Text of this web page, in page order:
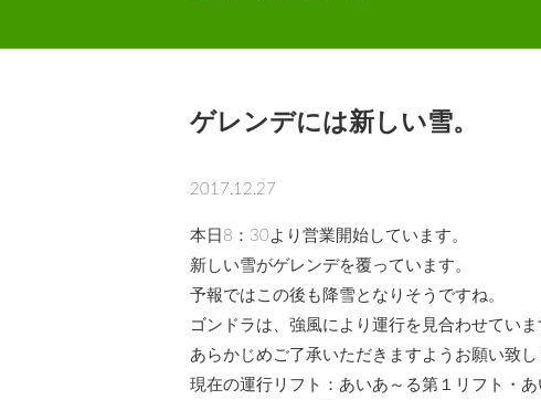
ゲレンデには新しい雪。
2017.12.27
本日8：30より営業開始しています。
新しい雪がゲレンデを覆っています。
予報ではこの後も降雪となりそうですね。
ゴンドラは、強風により運行を見合わせていま
あらかじめご了承いただきますようお願い致し
現在の運行リフト：あいあ～る第１リフト・